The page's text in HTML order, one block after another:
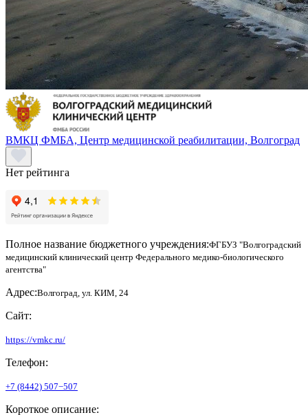
ВМКЦ ФМБА, Центр медицинской реабилитации, Волгоград
Нет рейтинга
Полное название бюджетного учреждения:ФГБУЗ "Волгоградский
медицинский клинический центр Федерального медико-биологического
агентства"
Адрес:Волгоград, ул. КИМ, 24
Сайт:
https://vmkc.ru/
Телефон:
+7 (8442) 507−507
Короткое описание: